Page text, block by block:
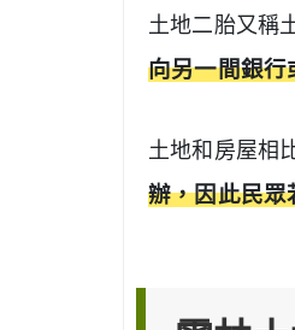
土地二胎又稱
向另一間銀行
土地和房屋相
辦，因此民眾